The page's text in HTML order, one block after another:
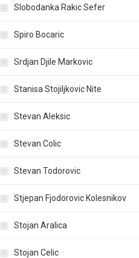
Slobodanka Rakic Sefer
Spiro Bocaric
Srdjan Djile Markovic
Stanisa Stojiljkovic Nite
Stevan Aleksic
Stevan Colic
Stevan Todorovic
Stjepan Fjodorovic Kolesnikov
Stojan Aralica
Stojan Celic